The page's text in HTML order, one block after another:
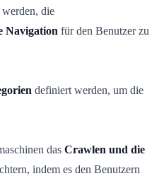
werden, die
Navigation für den Benutzer zu
definiert werden, um die
das Crawlen und die
indem es den Benutzern